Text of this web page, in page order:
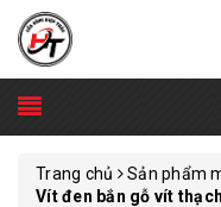
Trang chủ
Sản phẩm
Vít đen bắn gỗ vít